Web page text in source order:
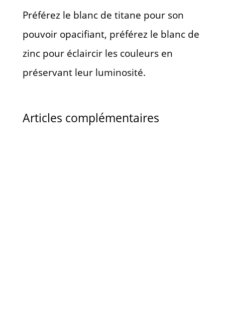
Préférez le blanc de titane pour son
pouvoir opacifiant, préférez le blanc de
zinc pour éclaircir les couleurs en
préservant leur luminosité.
Articles complémentaires